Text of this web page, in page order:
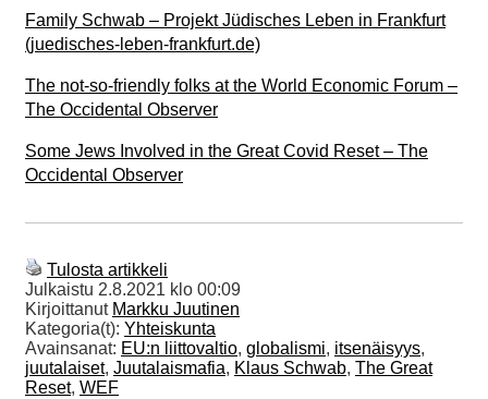
Family Schwab – Projekt Jüdisches Leben in Frankfurt
(juedisches-leben-frankfurt.de)
The not-so-friendly folks at the World Economic Forum –
The Occidental Observer
Some Jews Involved in the Great Covid Reset – The
Occidental Observer
Tulosta artikkeli
Julkaistu 2.8.2021 klo 00:09
Kirjoittanut Markku Juutinen
Kategoria(t): Yhteiskunta
Avainsanat: EU:n liittovaltio, globalismi, itsenäisyys,
juutalaiset, Juutalaismafia, Klaus Schwab, The Great
Reset, WEF